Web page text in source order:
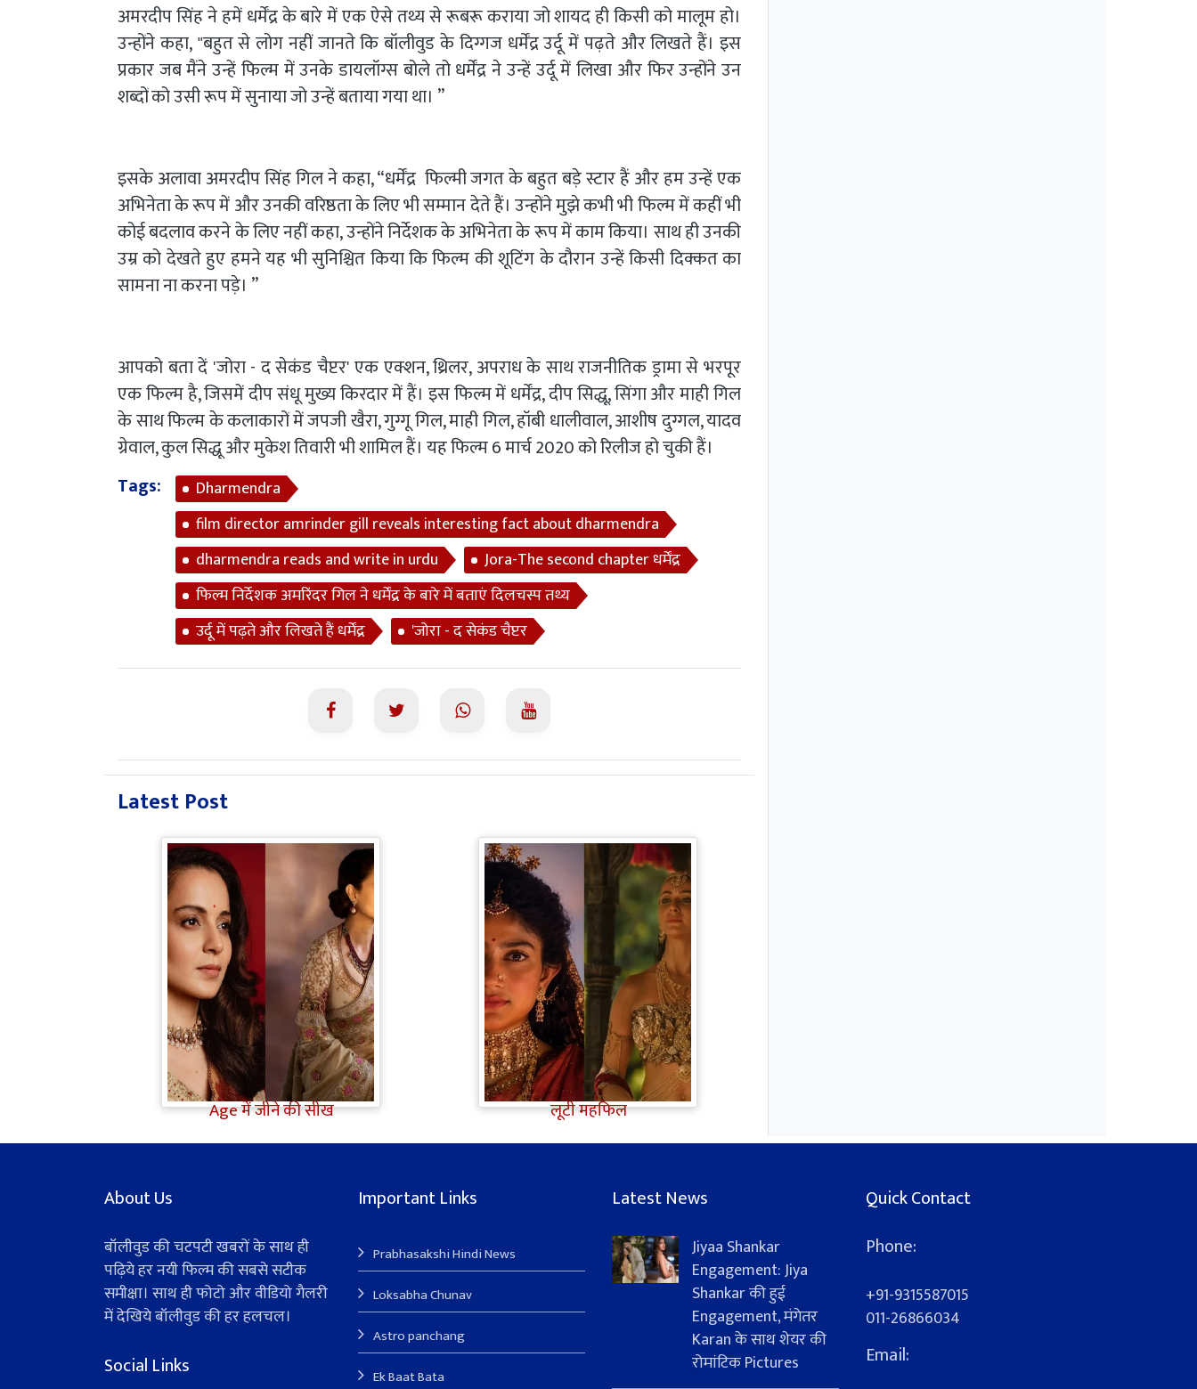
अमरदीप सिंह ने हमें धर्मेंद्र के बारे में एक ऐसे तथ्य से रूबरू कराया जो शायद ही किसी को मालूम हो।
उन्होंने कहा, "बहुत से लोग नहीं जानते कि बॉलीवुड के दिग्गज धर्मेंद्र उर्दू में पढ़ते और लिखते हैं। इस
प्रकार जब मैंने उन्हें फिल्म में उनके डायलॉग्स बोले तो धर्मेंद्र ने उन्हें उर्दू में लिखा और फिर उन्होंने उन
शब्दों को उसी रूप में सुनाया जो उन्हें बताया गया था। ”
इसके अलावा अमरदीप सिंह गिल ने कहा, “धर्मेंद्र फिल्मी जगत के बहुत बड़े स्टार हैं और हम उन्हें एक
अभिनेता के रूप में और उनकी वरिष्ठता के लिए भी सम्मान देते हैं। उन्होंने मुझे कभी भी फिल्म में कहीं भी
कोई बदलाव करने के लिए नहीं कहा, उन्होंने निर्देशक के अभिनेता के रूप में काम किया। साथ ही उनकी
उम्र को देखते हुए हमने यह भी सुनिश्चित किया कि फिल्म की शूटिंग के दौरान उन्हें किसी दिक्कत का
सामना ना करना पड़े। ”
आपको बता दें 'जोरा - द सेकंड चैप्टर' एक एक्शन, थ्रिलर, अपराध के साथ राजनीतिक ड्रामा से भरपूर
एक फिल्म है, जिसमें दीप संधू मुख्य किरदार में हैं। इस फिल्म में धर्मेंद्र, दीप सिद्धू, सिंगा और माही गिल
के साथ फिल्म के कलाकारों में जपजी खैरा, गुग्गू गिल, माही गिल, हॉबी धालीवाल, आशीष दुग्गल, यादव
ग्रेवाल, कुल सिद्धू और मुकेश तिवारी भी शामिल हैं। यह फिल्म 6 मार्च 2020 को रिलीज हो चुकी हैं।
Tags:
Dharmendra
film director amrinder gill reveals interesting fact about dharmendra
dharmendra reads and write in urdu
Jora-The second chapter धर्मेंद्र
फिल्म निर्देशक अमरिंदर गिल ने धर्मेंद्र के बारे में बताएं दिलचस्प तथ्य
उर्दू में पढ़ते और लिखते हैं धर्मेंद्र
'जोरा - द सेकंड चैप्टर
Latest Post
Bollywood Gossip: Gen Z को
'गटरछाप' कहने वाली Kangana
Ranaut के बदले सुर, दी Digital
Age में जीने की सीख
Ramayana Trailer: सीता से
ज्यादा Rakul Preet Singh की
चर्चा, Shurpanakha के लुक ने
लूटी महफिल
About Us
बॉलीवुड की चटपटी खबरों के साथ ही
पढ़िये हर नयी फिल्म की सबसे सटीक
समीक्षा। साथ ही फोटो और वीडियो गैलरी
में देखिये बॉलीवुड की हर हलचल।
Social Links
Important Links
Prabhasakshi Hindi News
Loksabha Chunav
Astro panchang
Ek Baat Bata
Latest News
Jiyaa Shankar
Engagement: Jiya
Shankar की हुई
Engagement, मंगेतर
Karan के साथ शेयर की
रोमांटिक Pictures
Quick Contact
Phone:
+91-9315587015
011-26866034
Email: